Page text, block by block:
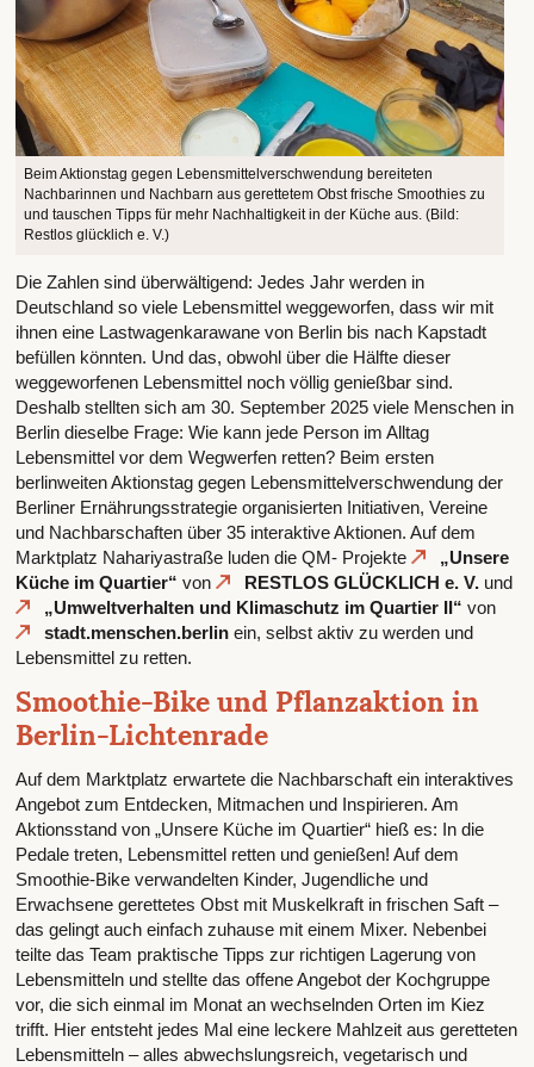
Beim Aktionstag gegen Lebensmittelverschwendung bereiteten
Nachbarinnen und Nachbarn aus gerettetem Obst frische Smoothies zu
und tauschen Tipps für mehr Nachhaltigkeit in der Küche aus. (Bild:
Restlos glücklich e. V.)
Die Zahlen sind überwältigend: Jedes Jahr werden in
Deutschland so viele Lebensmittel weggeworfen, dass wir mit
ihnen eine Lastwagenkarawane von Berlin bis nach Kapstadt
befüllen könnten. Und das, obwohl über die Hälfte dieser
weggeworfenen Lebensmittel noch völlig genießbar sind.
Deshalb stellten sich am 30. September 2025 viele Menschen in
Berlin dieselbe Frage: Wie kann jede Person im Alltag
Lebensmittel vor dem Wegwerfen retten? Beim ersten
berlinweiten Aktionstag gegen Lebensmittelverschwendung der
Berliner Ernährungsstrategie organisierten Initiativen, Vereine
und Nachbarschaften über 35 interaktive Aktionen. Auf dem
Marktplatz Nahariyastraße luden die QM- Projekte
„Unsere
Küche im Quartier“ von RESTLOS GLÜCKLICH e. V. und
„Umweltverhalten und Klimaschutz im Quartier II“ von
stadt.menschen.berlin ein, selbst aktiv zu werden und
Lebensmittel zu retten.
Smoothie-Bike und Pflanzaktion in
Berlin-Lichtenrade
Auf dem Marktplatz erwartete die Nachbarschaft ein interaktives
Angebot zum Entdecken, Mitmachen und Inspirieren. Am
Aktionsstand von „Unsere Küche im Quartier“ hieß es: In die
Pedale treten, Lebensmittel retten und genießen! Auf dem
Smoothie-Bike verwandelten Kinder, Jugendliche und
Erwachsene gerettetes Obst mit Muskelkraft in frischen Saft –
das gelingt auch einfach zuhause mit einem Mixer. Nebenbei
teilte das Team praktische Tipps zur richtigen Lagerung von
Lebensmitteln und stellte das offene Angebot der Kochgruppe
vor, die sich einmal im Monat an wechselnden Orten im Kiez
trifft. Hier entsteht jedes Mal eine leckere Mahlzeit aus geretteten
Lebensmitteln – alles abwechslungsreich, vegetarisch und